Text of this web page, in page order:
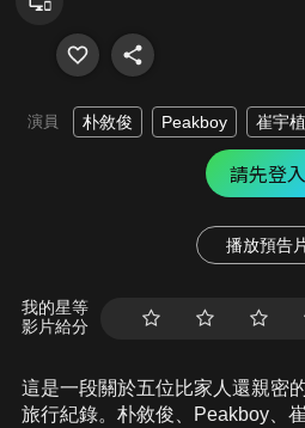
演員 朴敘俊 Peakboy 崔宇植
請先登入
播放預告
我的星等
影片給分
這是一段關於五位比家人還親密
旅行紀錄。朴敘俊、Peakboy、